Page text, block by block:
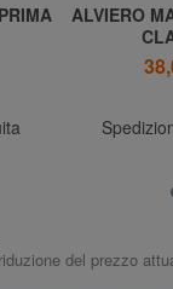
ALVIERO
GEO
del prezzo